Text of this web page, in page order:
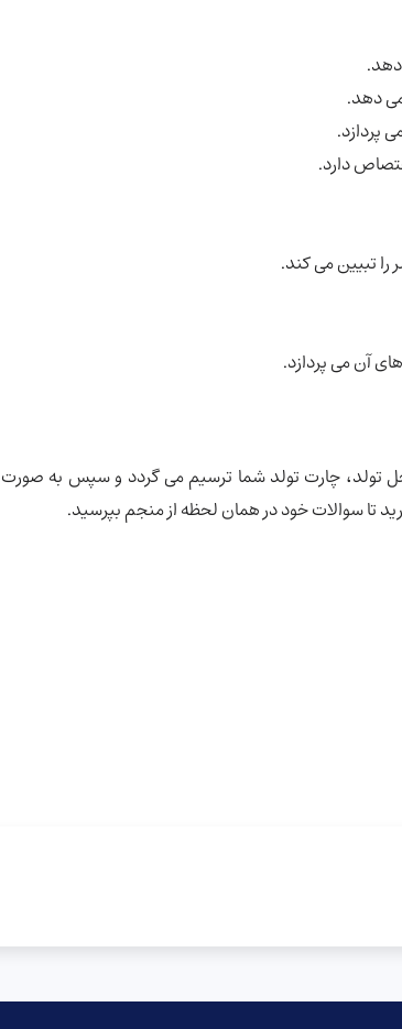
دهد.
پردازد.
دارد.
تبیین می کند.
آن می پردازد.
محل تولد، چارت تولد شما ترسیم می گردد و سپس به صورت
تا سوالات خود در همان لحظه از منجم بپرسید.